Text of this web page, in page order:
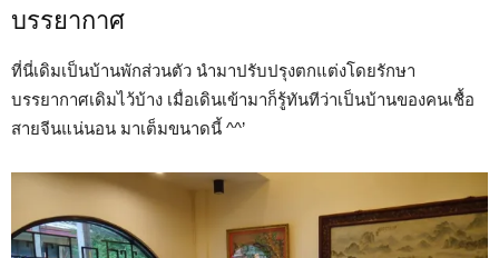
บรรยากาศ
ที่นี่เดิมเป็นบ้านพักส่วนตัว นำมาปรับปรุงตกแต่งโดยรักษา
บรรยากาศเดิมไว้บ้าง เมื่อเดินเข้ามาก็รู้ทันทีว่าเป็นบ้านของคนเชื้อ
สายจีนแน่นอน มาเต็มขนาดนี้ ^^’